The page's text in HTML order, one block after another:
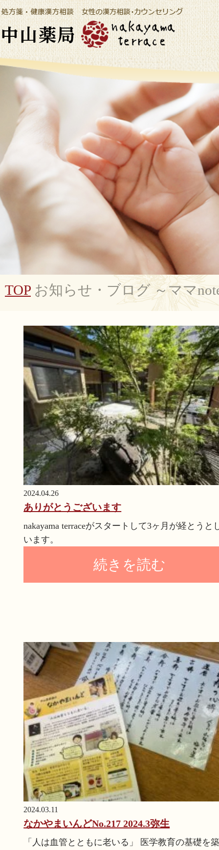
TOP お知らせ・ブログ ～ママ
2024.04.26
ありがとうございます
nakayama terraceがスタートして3ヶ月が経とうと
います。
続きを読む
2024.03.11
なかやまいんどNo.217 2024.3弥生
「人は血管とともに老いる」 医学教育の基礎を